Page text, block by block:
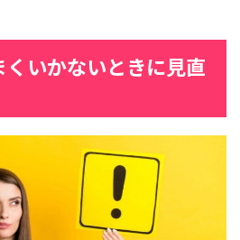
いかないときに見直